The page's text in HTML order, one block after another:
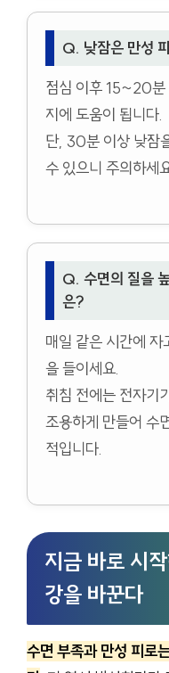
Q. 낮잠은 만성
점심 이후 15~20분
지에 도움이 됩니다.
단, 30분 이상 낮잠
수 있으니 주의하세
Q. 수면의 질을
은?
매일 같은 시간에
을 들이세요.
취침 전에는 전자기
조용하게 만들어 수
적입니다.
지금 바로 시
강을 바꾼다
수면 부족과 만성 피로